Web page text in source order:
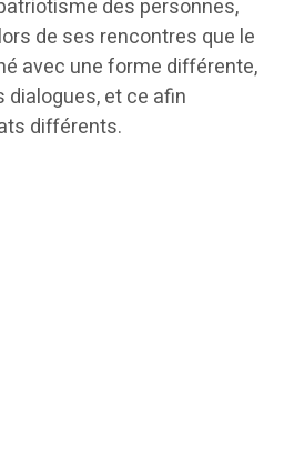
des personnes,
de ses rencontres que le
avec une forme différente,
dialogues, et ce afin
différents.